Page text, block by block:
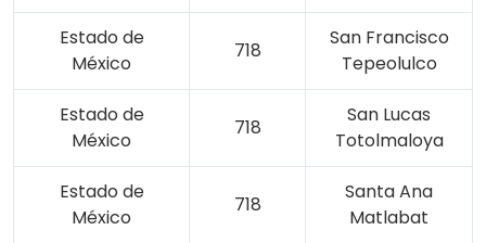
Estado de
México
718
San Francisco
Tepeolulco
Estado de
México
718
San Lucas
Totolmaloya
Estado de
México
718
Santa Ana
Matlabat